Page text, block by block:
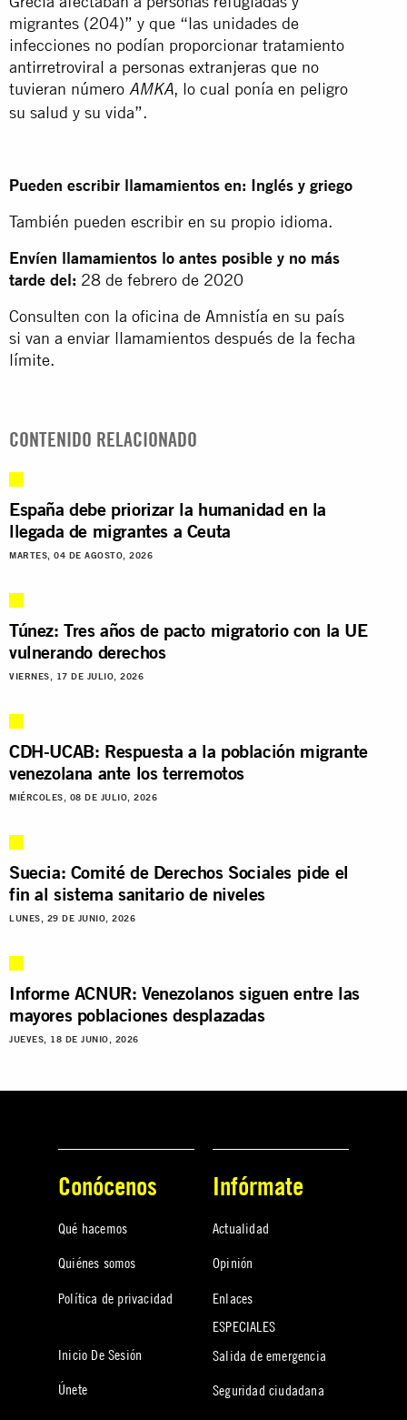
migrantes (204)” y que “las unidades de
infecciones no podían proporcionar tratamiento
antirretroviral a personas extranjeras que no
tuvieran número AMKA, lo cual ponía en peligro
su salud y su vida”.
Pueden escribir llamamientos en: Inglés y griego
También pueden escribir en su propio idioma.
Envíen llamamientos lo antes posible y no más
tarde del: 28 de febrero de 2020
Consulten con la oficina de Amnistía en su país
si van a enviar llamamientos después de la fecha
límite.
CONTENIDO RELACIONADO
España debe priorizar la humanidad en la
llegada de migrantes a Ceuta
MARTES, 04 DE AGOSTO, 2026
Túnez: Tres años de pacto migratorio con la UE
vulnerando derechos
VIERNES, 17 DE JULIO, 2026
CDH-UCAB: Respuesta a la población migrante
venezolana ante los terremotos
MIÉRCOLES, 08 DE JULIO, 2026
Suecia: Comité de Derechos Sociales pide el
fin al sistema sanitario de niveles
LUNES, 29 DE JUNIO, 2026
Informe ACNUR: Venezolanos siguen entre las
mayores poblaciones desplazadas
JUEVES, 18 DE JUNIO, 2026
Conócenos
Qué hacemos
Quiénes somos
Política de privacidad
Inicio De Sesión
Únete
Infórmate
Actualidad
Opinión
Enlaces
ESPECIALES
Salida de emergencia
Seguridad ciudadana